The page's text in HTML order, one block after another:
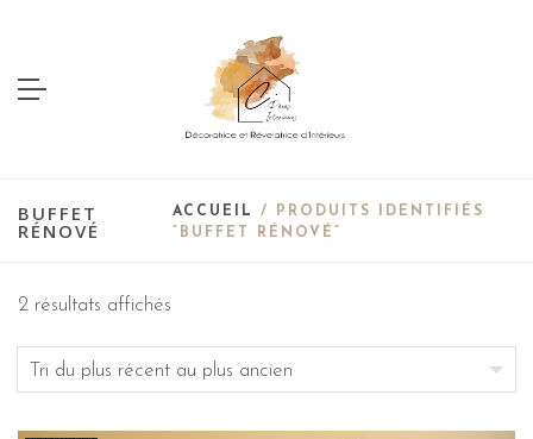
BUFFET
RÉNOVÉ
ACCUEIL
/ PRODUITS IDENTIFIÉS
“BUFFET RÉNOVÉ”
2 résultats affichés